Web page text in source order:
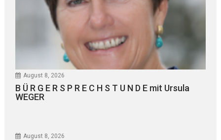
August 8, 2026
B Ü R G E R S P R E C H S T U N D E mit Ursula
WEGER
August 8, 2026